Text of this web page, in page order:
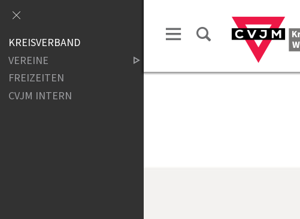
KREISVERBAND
VEREINE
FREIZEITEN
CVJM INTERN